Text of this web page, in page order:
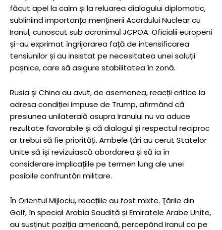
făcut apel la calm și la reluarea dialogului diplomatic,
subliniind importanța menținerii Acordului Nuclear cu
Iranul, cunoscut sub acronimul JCPOA. Oficialii europeni
și-au exprimat îngrijorarea față de intensificarea
tensiunilor și au insistat pe necesitatea unei soluții
pașnice, care să asigure stabilitatea în zonă.
Rusia și China au avut, de asemenea, reacții critice la
adresa condiției impuse de Trump, afirmând că
presiunea unilaterală asupra Iranului nu va aduce
rezultate favorabile și că dialogul și respectul reciproc
ar trebui să fie priorități. Ambele țări au cerut Statelor
Unite să își revizuiască abordarea și să ia în
considerare implicațiile pe termen lung ale unei
posibile confruntări militare.
În Orientul Mijlociu, reacțiile au fost mixte. Ţările din
Golf, în special Arabia Saudită și Emiratele Arabe Unite,
au susținut poziția americană, percepând Iranul ca pe